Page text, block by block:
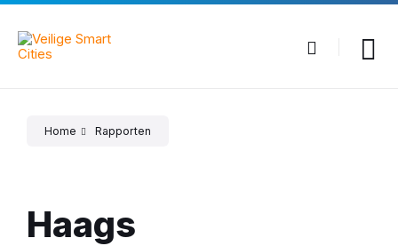
Skip
content
Skip
main
navigation
Skip
footer
Home Rapporten
Haags